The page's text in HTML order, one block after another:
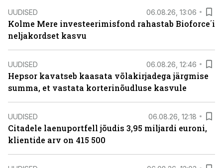
UUDISED 06.08.26, 13:06
Kolme Mere investeerimisfond rahastab Bioforce´i
neljakordset kasvu
UUDISED 06.08.26, 12:46
Hepsor kavatseb kaasata võlakirjadega järgmise
summa, et vastata korterinõudluse kasvule
UUDISED 06.08.26, 12:18
Citadele laenuportfell jõudis 3,95 miljardi euroni,
klientide arv on 415 500